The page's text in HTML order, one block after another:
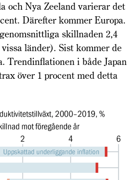
och Nya Zeeland varierar det
Därefter kommer Europa.
skillnaden 2,4
länder). Sist kommer de
Trendinflationen i både Japan
över 1 procent med detta